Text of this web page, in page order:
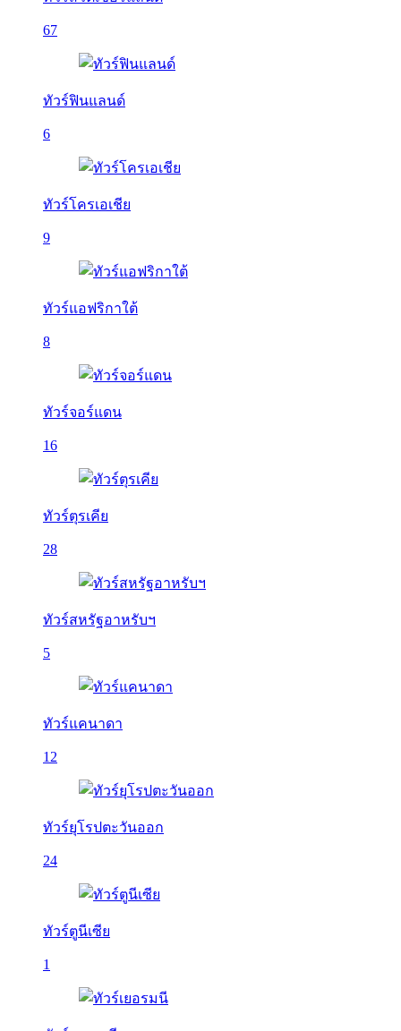
67
ทัวร์ฟินแลนด์
6
ทัวร์โครเอเชีย
9
ทัวร์แอฟริกาใต้
8
ทัวร์จอร์แดน
16
ทัวร์ตุรเคีย
28
ทัวร์สหรัฐอาหรับฯ
5
ทัวร์แคนาดา
12
ทัวร์ยุโรปตะวันออก
24
ทัวร์ตูนีเซีย
1